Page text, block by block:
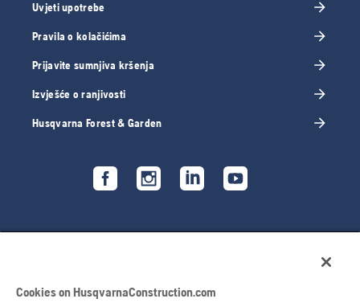
Uvjeti upotrebe
Pravila o kolačićima
Prijavite sumnjiva kršenja
Izvješće o ranjivosti
Husqvarna Forest & Garden
Cookies on HusqvarnaConstruction.com